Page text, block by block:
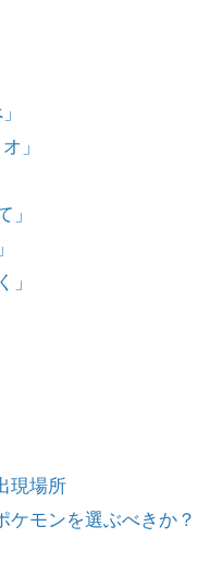
」
現場所
モンを選ぶべきか？